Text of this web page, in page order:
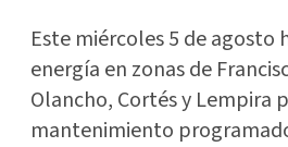
Este miércoles 5 de agosto
energía en zonas de
Olancho, Cortés y Lempira
mantenimiento